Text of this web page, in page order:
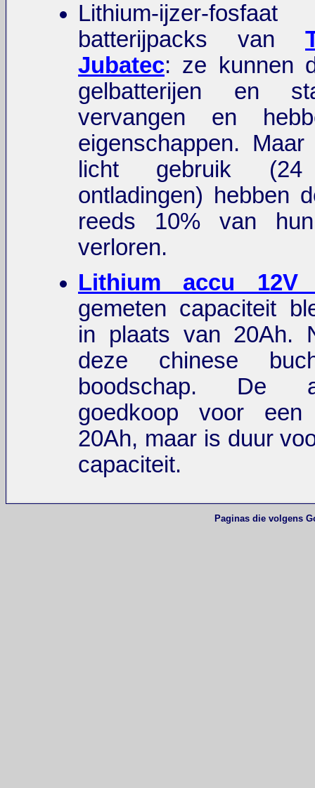
Lithium-ijzer-
batterijpacks van
Jubatec: ze kunnen
gelbatterijen en
vervangen en
eigenschappen.
licht gebruik (24
ontladingen) hebben
reeds 10% van
verloren.
Lithium accu 12V
gemeten capaciteit
in plaats van 20Ah.
deze chinese
boodschap. De
goedkoop voor
20Ah, maar is duur
capaciteit.
Paginas die volgens